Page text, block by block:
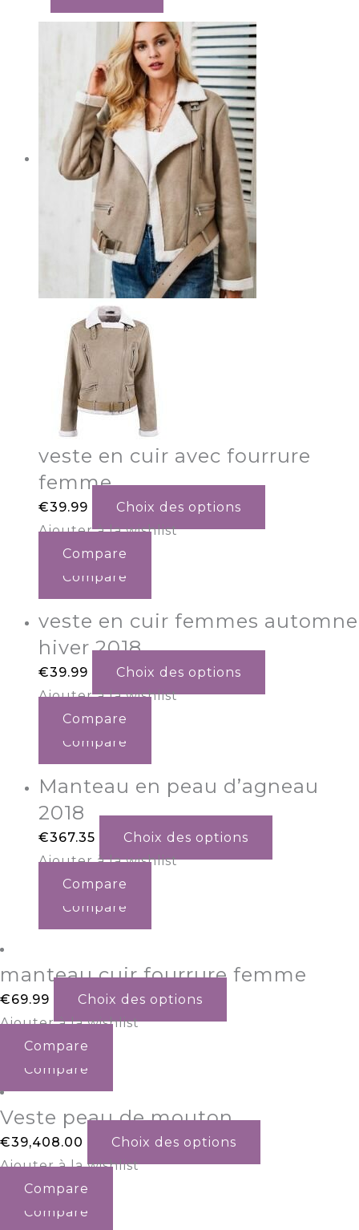
veste en cuir avec fourrure
femme
€39.99
Choix des options
Ajouter à la wishlist
Compare
Compare
veste en cuir femmes automne
hiver 2018
€39.99
Choix des options
Ajouter à la wishlist
Compare
Compare
Manteau en peau d’agneau
2018
€367.35
Choix des options
Ajouter à la wishlist
Compare
Compare
manteau cuir fourrure femme
€69.99
Choix des options
Ajouter à la wishlist
Compare
Compare
Veste peau de mouton
€39,408.00
Choix des options
Ajouter à la wishlist
Compare
Compare